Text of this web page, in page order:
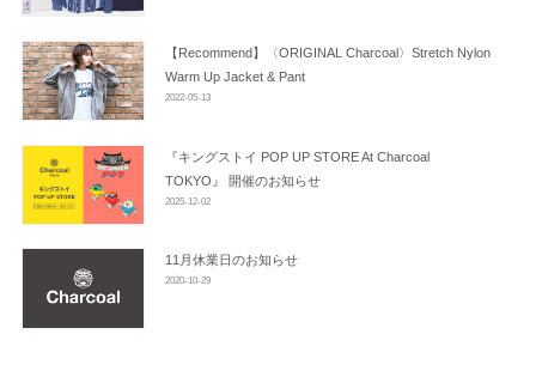
【Recommend】〈ORIGINAL Charcoal〉Stretch Nylon
Warm Up Jacket & Pant
2022-05-13
『キングストイ POP UP STORE At Charcoal
TOKYO』 開催のお知らせ
2025-12-02
11月休業日のお知らせ
2020-10-29